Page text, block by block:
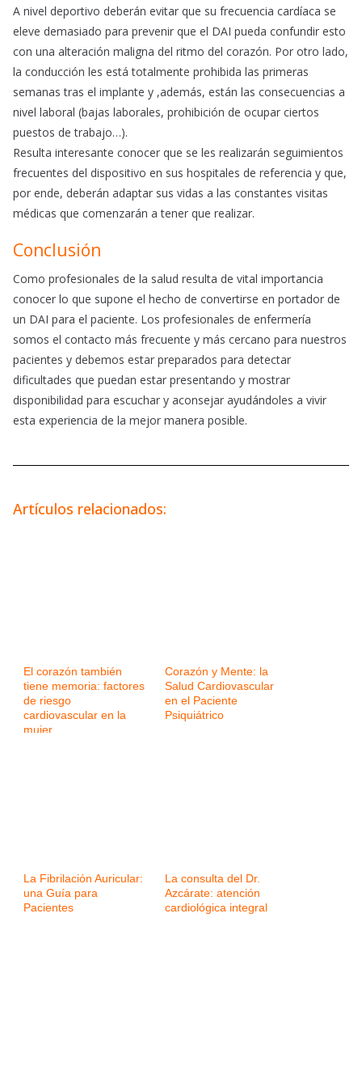
A nivel deportivo deberán evitar que su frecuencia cardíaca se
eleve demasiado para prevenir que el DAI pueda confundir esto
con una alteración maligna del ritmo del corazón. Por otro lado,
la conducción les está totalmente prohibida las primeras
semanas tras el implante y ,además, están las consecuencias a
nivel laboral (bajas laborales, prohibición de ocupar ciertos
puestos de trabajo…).
Resulta interesante conocer que se les realizarán seguimientos
frecuentes del dispositivo en sus hospitales de referencia y que,
por ende, deberán adaptar sus vidas a las constantes visitas
médicas que comenzarán a tener que realizar.
Conclusión
Como profesionales de la salud resulta de vital importancia
conocer lo que supone el hecho de convertirse en portador de
un DAI para el paciente. Los profesionales de enfermería
somos el contacto más frecuente y más cercano para nuestros
pacientes y debemos estar preparados para detectar
dificultades que puedan estar presentando y mostrar
disponibilidad para escuchar y aconsejar ayudándoles a vivir
esta experiencia de la mejor manera posible.
Artículos relacionados:
El corazón también
tiene memoria: factores
de riesgo
cardiovascular en la
mujer
Corazón y Mente: la
Salud Cardiovascular
en el Paciente
Psiquiátrico
La Fibrilación Auricular:
una Guía para
Pacientes
La consulta del Dr.
Azcárate: atención
cardiológica integral